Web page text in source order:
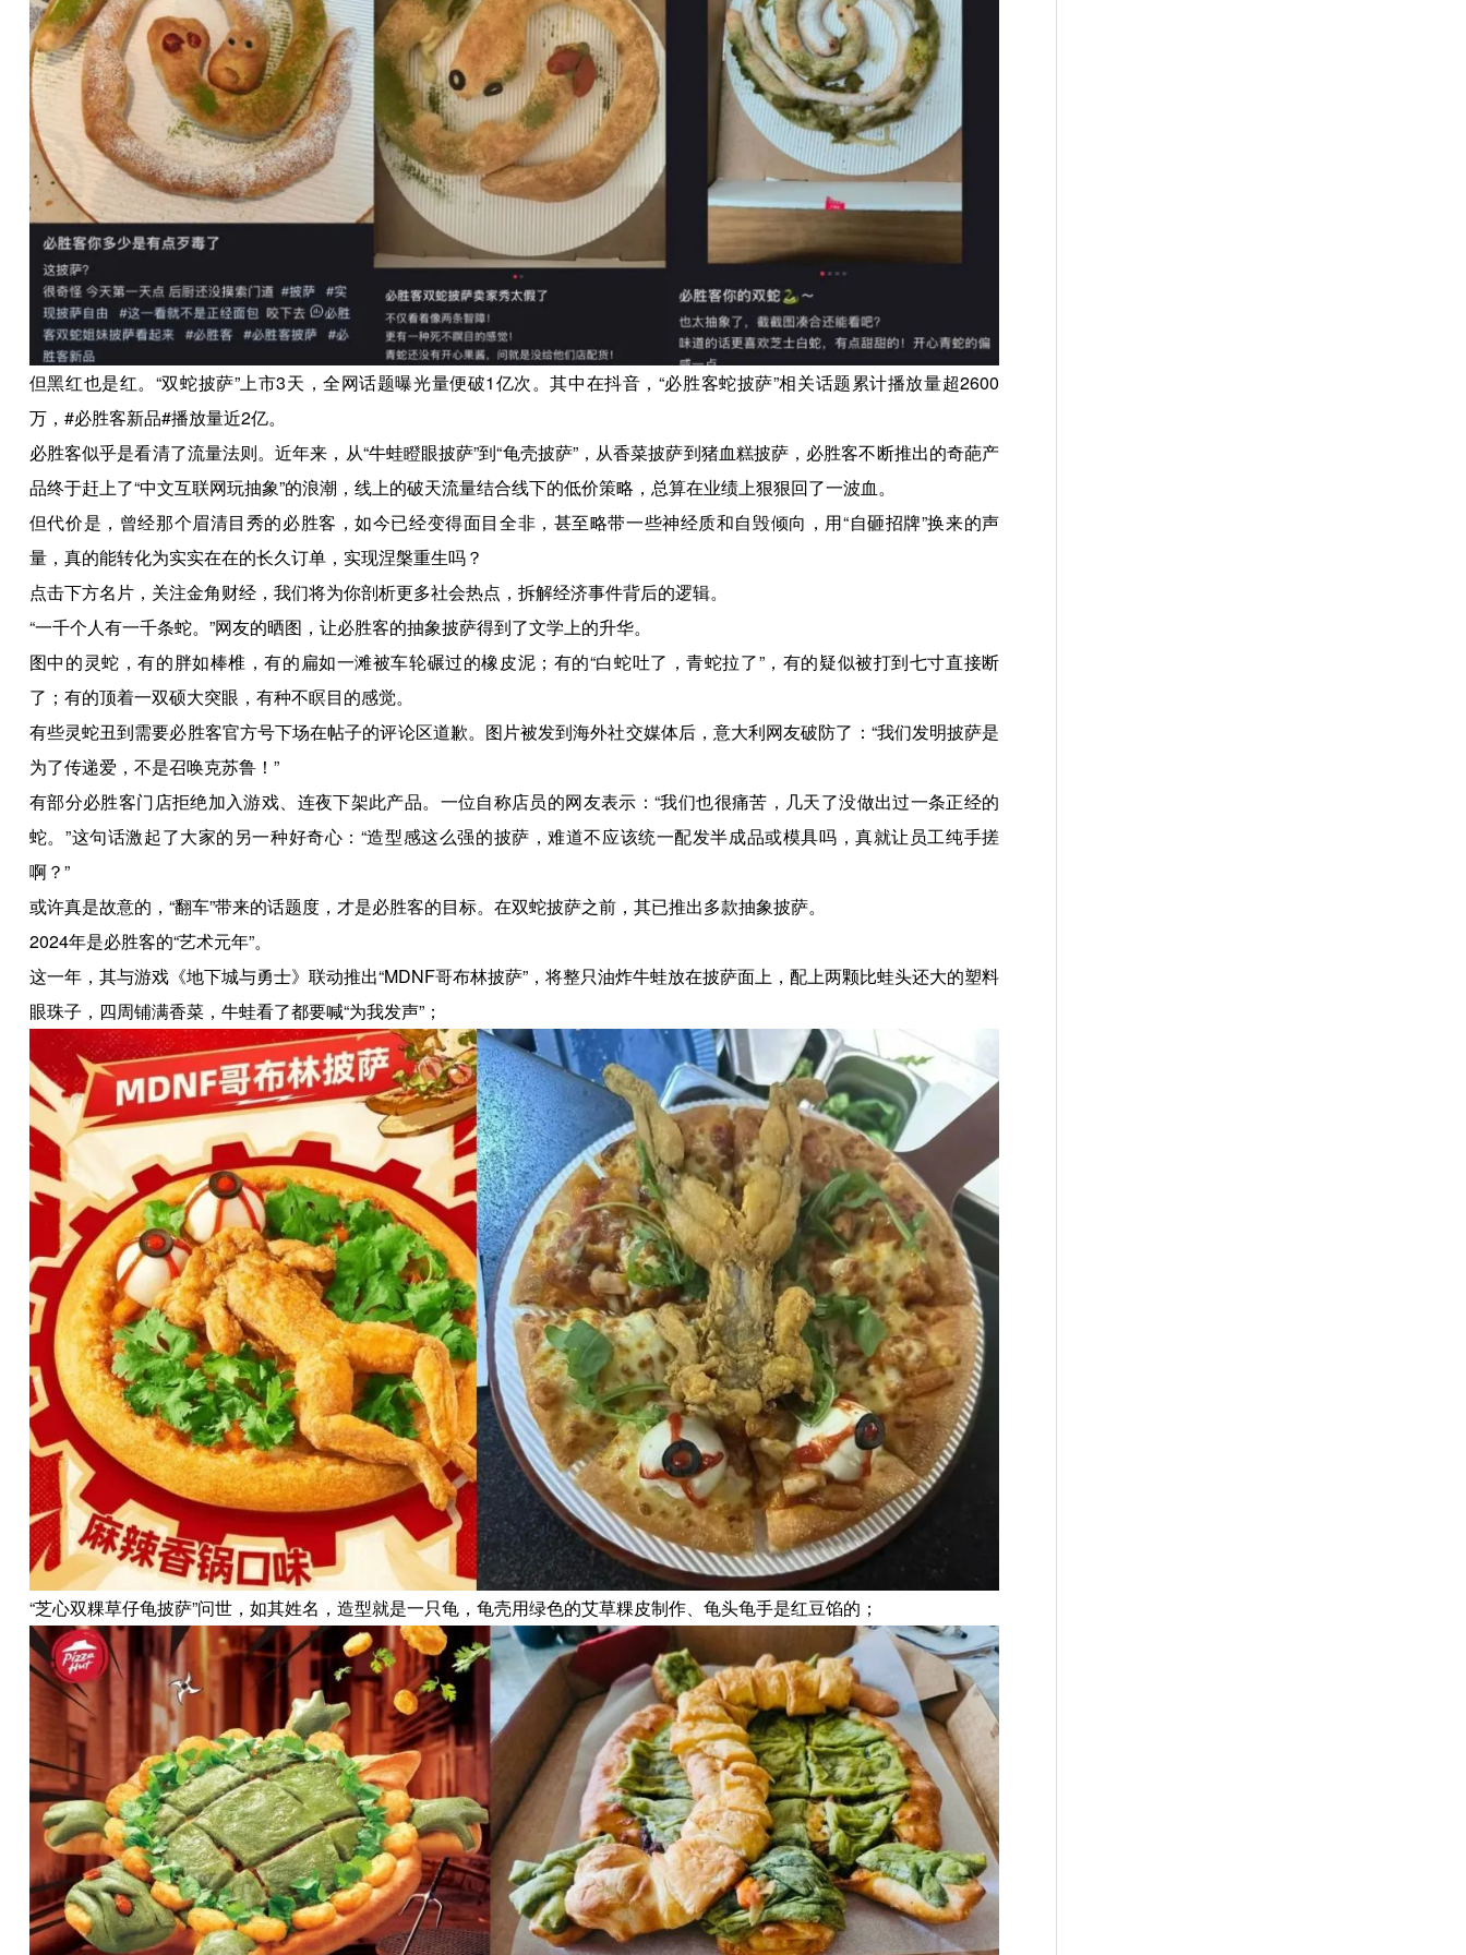
但黑红也是红。“双蛇披萨”上市3天，全网话题曝光量便破1亿次。其中在抖音，“必胜客蛇披萨”相关话题累计播放量超2600
万，#必胜客新品#播放量近2亿。
必胜客似乎是看清了流量法则。近年来，从“牛蛙瞪眼披萨”到“龟壳披萨”，从香菜披萨到猪血糕披萨，必胜客不断推出的奇葩产
品终于赶上了“中文互联网玩抽象”的浪潮，线上的破天流量结合线下的低价策略，总算在业绩上狠狠回了一波血。
但代价是，曾经那个眉清目秀的必胜客，如今已经变得面目全非，甚至略带一些神经质和自毁倾向，用“自砸招牌”换来的声
量，真的能转化为实实在在的长久订单，实现涅槃重生吗？
点击下方名片，关注金角财经，我们将为你剖析更多社会热点，拆解经济事件背后的逻辑。
“一千个人有一千条蛇。”网友的晒图，让必胜客的抽象披萨得到了文学上的升华。
图中的灵蛇，有的胖如棒椎，有的扁如一滩被车轮碾过的橡皮泥；有的“白蛇吐了，青蛇拉了”，有的疑似被打到七寸直接断
了；有的顶着一双硕大突眼，有种不瞑目的感觉。
有些灵蛇丑到需要必胜客官方号下场在帖子的评论区道歉。图片被发到海外社交媒体后，意大利网友破防了：“我们发明披萨是
为了传递爱，不是召唤克苏鲁！”
有部分必胜客门店拒绝加入游戏、连夜下架此产品。一位自称店员的网友表示：“我们也很痛苦，几天了没做出过一条正经的
蛇。”这句话激起了大家的另一种好奇心：“造型感这么强的披萨，难道不应该统一配发半成品或模具吗，真就让员工纯手搓
啊？”
或许真是故意的，“翻车”带来的话题度，才是必胜客的目标。在双蛇披萨之前，其已推出多款抽象披萨。
2024年是必胜客的“艺术元年”。
这一年，其与游戏《地下城与勇士》联动推出“MDNF哥布林披萨”，将整只油炸牛蛙放在披萨面上，配上两颗比蛙头还大的塑料
眼珠子，四周铺满香菜，牛蛙看了都要喊“为我发声”；
“芝心双粿草仔龟披萨”问世，如其姓名，造型就是一只龟，龟壳用绿色的艾草粿皮制作、龟头龟手是红豆馅的；